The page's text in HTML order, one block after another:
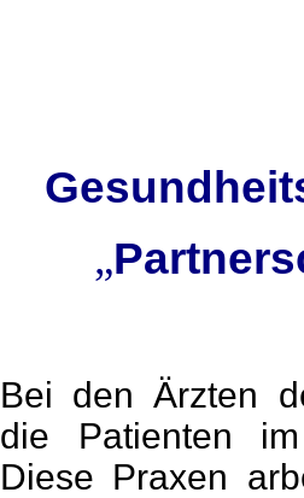
„
Bei den Ärzten
die Patienten
Diese Praxen